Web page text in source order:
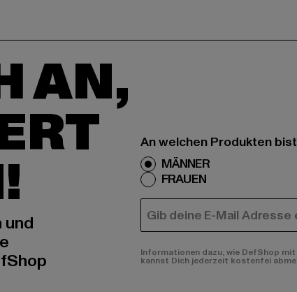
AN,
und
An welchen Produkten
MÄNNER
FRAUEN
E-MAIL
Informationen dazu, wie DefShop
kannst Dich jederzeit kostenfei